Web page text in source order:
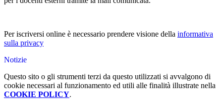
Per iscriversi online è necessario prendere visione della informativa
sulla privacy
Notizie
Questo sito o gli strumenti terzi da questo utilizzati si avvalgono di
cookie necessari al funzionamento ed utili alle finalità illustrate nella
COOKIE POLICY.